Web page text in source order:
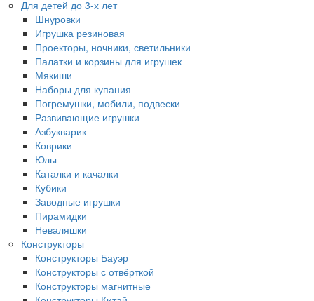
Для детей до 3-х лет
Шнуровки
Игрушка резиновая
Проекторы, ночники, светильники
Палатки и корзины для игрушек
Мякиши
Наборы для купания
Погремушки, мобили, подвески
Развивающие игрушки
Азбукварик
Коврики
Юлы
Каталки и качалки
Кубики
Заводные игрушки
Пирамидки
Неваляшки
Конструкторы
Конструкторы Бауэр
Конструкторы с отвёрткой
Конструкторы магнитные